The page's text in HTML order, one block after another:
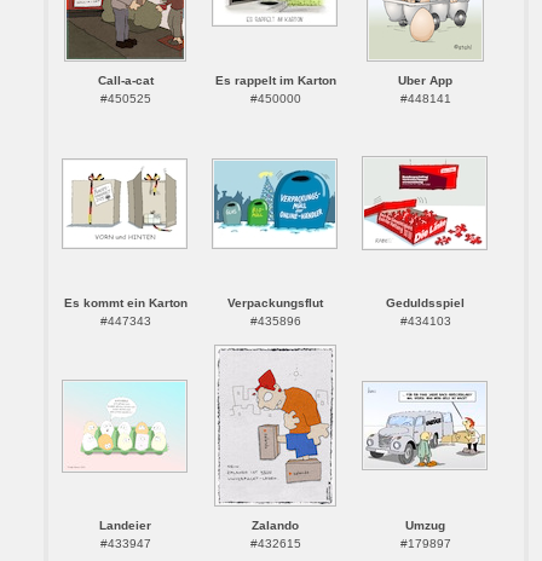
Call-a-cat
#450525
Es rappelt im Karton
#450000
Uber App
#448141
Es kommt ein Karton
#447343
Verpackungsflut
#435896
Geduldsspiel
#434103
Landeier
#433947
Zalando
#432615
Umzug
#179897